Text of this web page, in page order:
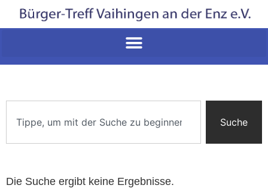
Suche
Die Suche ergibt keine Ergebnisse.